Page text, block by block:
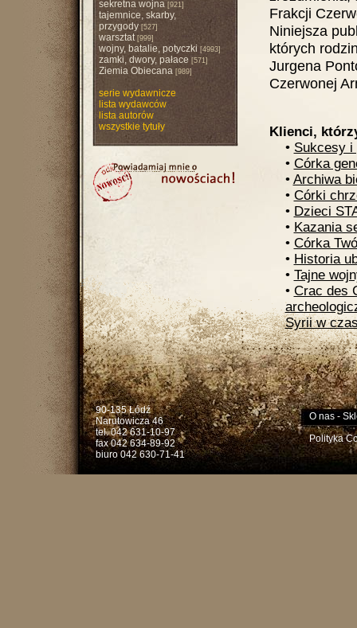
sekretna wojna[921]
tajemnice, skarby,
przygody[527]
warsztat[999]
wojny, batalie, potyczki [4993]
zamki, dwory, pałace [571]
Ziemia Obiecana[989]
serie wydawnicze
lista wydawców
lista autorów
wszystkie tytuły
Frakcji
Niniejsza
których
Jurgena
Czerwonej
Klienci,
• Sukcesy i
• Córka
• Archiwa
• Córki
• Dzieci
• Kazania
• Córka
• Historia
• Tajne
• Crac des
Syrii w
90-135 Łódź
Narutowicza 46
tel. 042 631-10-97
fax 042 634-89-92
biuro 042 630-71-41
O nas-
Polityka